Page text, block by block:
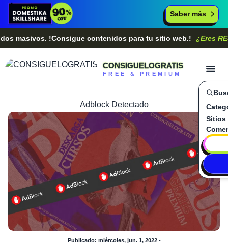
Saber más
!Consigue contenidos para tu sitio web.! ¿Eres
CONSIGUELOGRATIS
FREE & PREMIUM
Sitios
Adblock Detectado
Publicado: miércoles, jun. 1, 2022 -